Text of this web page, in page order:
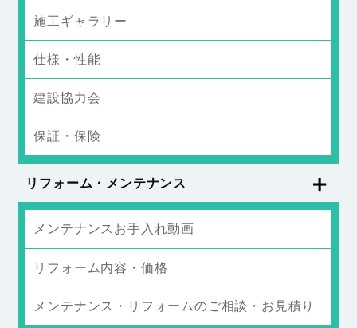
施工ギャラリー
仕様・性能
建設協力会
保証・保険
リフォーム・メンテナンス
メンテナンスお手入れ動画
リフォーム内容・価格
メンテナンス・リフォームのご相談・お見積り